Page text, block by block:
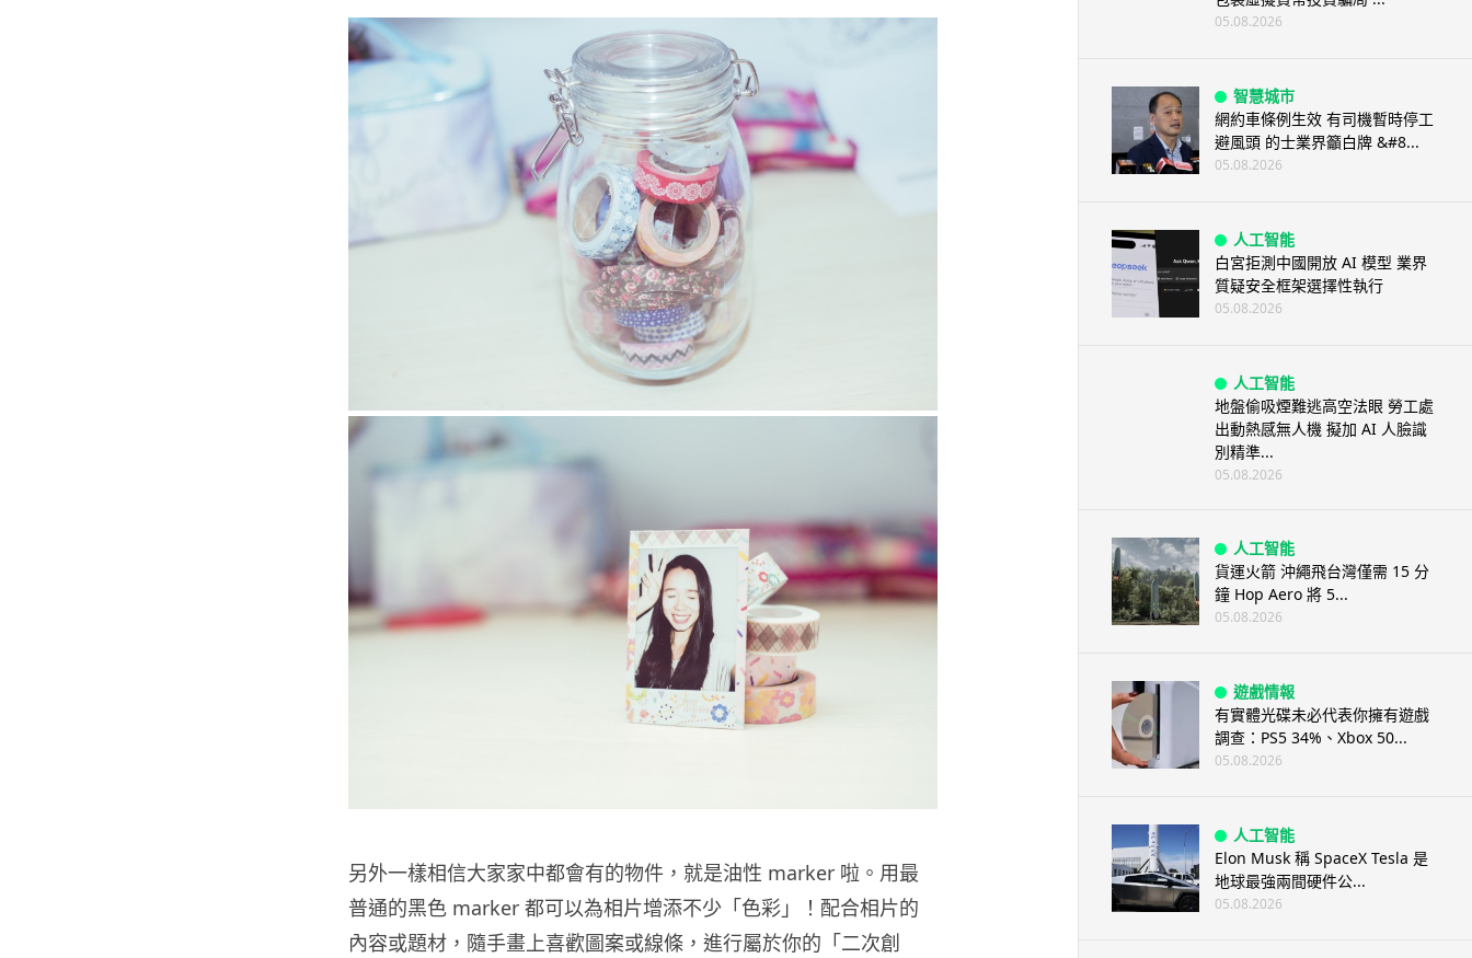
另外一樣相信大家家中都會有的物件，就是油性 marker 啦。用最
普通的黑色 marker 都可以為相片增添不少「色彩」！配合相片的
內容或題材，隨手畫上喜歡圖案或線條，進行屬於你的「二次創
05.08.2026
智慧城市
網約車條例生效 有司機暫時停工
避風頭 的士業界籲白牌 &#8...
05.08.2026
人工智能
白宮拒測中國開放 AI 模型 業界
質疑安全框架選擇性執行
05.08.2026
人工智能
地盤偷吸煙難逃高空法眼 勞工處
出動熱感無人機 擬加 AI 人臉識
別精準...
05.08.2026
人工智能
貨運火箭 沖繩飛台灣僅需 15 分
鐘 Hop Aero 將 5...
05.08.2026
遊戲情報
有實體光碟未必代表你擁有遊戲
調查：PS5 34%、Xbox 50...
05.08.2026
人工智能
Elon Musk 稱 SpaceX Tesla 是
地球最強兩間硬件公...
05.08.2026